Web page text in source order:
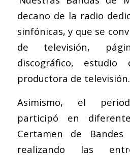
decano de la radio
sinfónicas, y que se
de televisión,
discográfico,
productora de televisión.
Asimismo, el
participó en
Certamen de
realizando las